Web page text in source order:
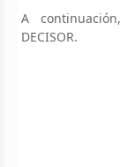
A
DECISOR.